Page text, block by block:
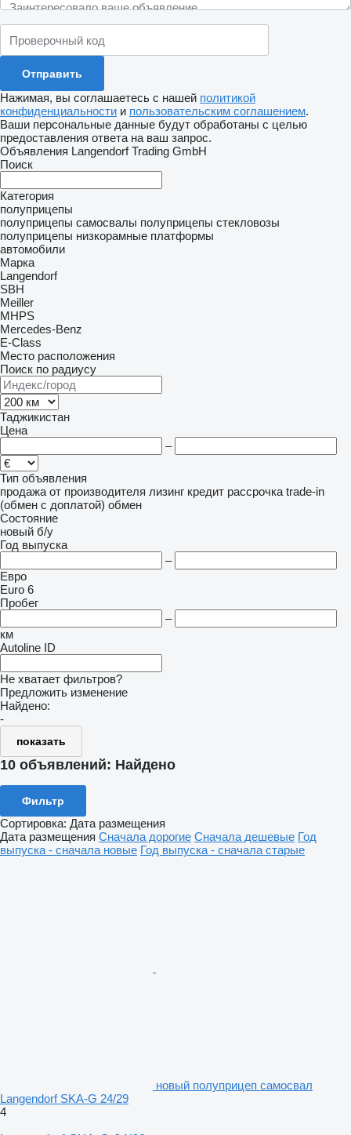
Нажимая, вы соглашаетесь с нашей политикой
конфиденциальности и пользовательским соглашением.
Ваши персональные данные будут обработаны с целью
предоставления ответа на ваш запрос.
Объявления Langendorf Trading GmbH
Поиск
Категория
полуприцепы
полуприцепы самосвалы полуприцепы стекловозы
полуприцепы низкорамные платформы
автомобили
Марка
Langendorf
SBH
Meiller
MHPS
Mercedes-Benz
E-Class
Место расположения
Поиск по радиусу
Таджикистан
Цена
–
Тип объявления
продажа от производителя лизинг кредит рассрочка trade-in
(обмен с доплатой) обмен
Состояние
новый б/у
Год выпуска
–
Евро
Euro 6
Пробег
–
км
Autoline ID
Не хватает фильтров?
Предложить изменение
Найдено:
-
показать
10 объявлений: Найдено
Фильтр
Сортировка: Дата размещения
Дата размещения Сначала дорогие Сначала дешевые Год
выпуска - сначала новые Год выпуска - сначала старые
новый полуприцеп самосвал
Langendorf SKA-G 24/29
4